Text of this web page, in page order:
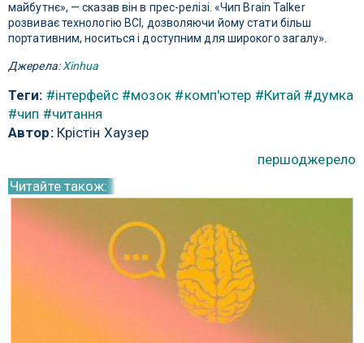
майбутнє», — сказав він в прес-релізі. «Чип Brain Talker
розвиває технологію BCI, дозволяючи йому стати більш
портативним, носиться і доступним для широкого загалу».
Джерела:Xinhua
Теги: #інтерфейс #мозок #комп'ютер #Китай #думка
#чип #читання
Автор:Крістін Хаузер
першоджерело
Читайте також: